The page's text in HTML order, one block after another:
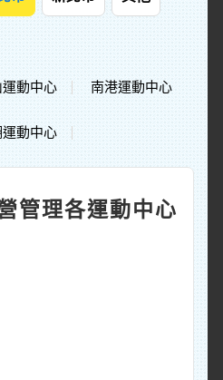
運動中心
南港運動中心
運動中心
管理各運動中心